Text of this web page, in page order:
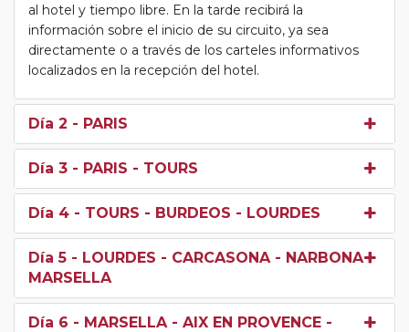
al hotel y tiempo libre. En la tarde recibirá la
información sobre el inicio de su circuito, ya sea
directamente o a través de los carteles informativos
localizados en la recepción del hotel.
Día 2 - PARIS
Día 3 - PARIS - TOURS
Día 4 - TOURS - BURDEOS - LOURDES
Día 5 - LOURDES - CARCASONA - NARBONA -
MARSELLA
Día 6 - MARSELLA - AIX EN PROVENCE -